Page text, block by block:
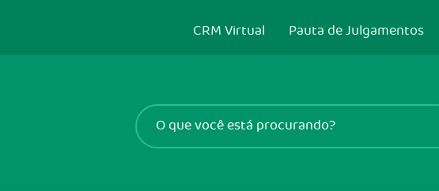
CRM Virtual Pauta de Julgamentos